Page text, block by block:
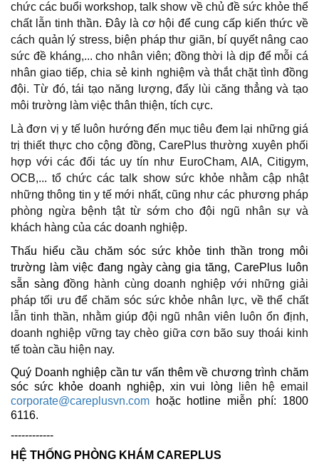
chức các buổi workshop, talk show về chủ đề sức khỏe thể
chất lẫn tinh thần. Đây là cơ hội để cung cấp kiến thức về
cách quản lý stress, biện pháp thư giãn, bí quyết nâng cao
sức đề kháng,... cho nhân viên; đồng thời là dịp để mỗi cá
nhân giao tiếp, chia sẻ kinh nghiệm và thắt chặt tình đồng
đội. Từ đó, tái tạo năng lượng, đẩy lùi căng thẳng và tạo
môi trường làm việc thân thiện, tích cực.
Là đơn vị y tế luôn hướng đến mục tiêu đem lại những giá
trị thiết thực cho cộng đồng, CarePlus thường xuyên phối
hợp với các đối tác uy tín như EuroCham, AIA, Citigym,
OCB,... tổ chức các talk show sức khỏe nhằm cập nhật
những thông tin y tế mới nhất, cũng như các phương pháp
phòng ngừa bệnh tật từ sớm cho đội ngũ nhân sự và
khách hàng của các doanh nghiệp.
Thấu hiểu cầu chăm sóc sức khỏe tinh thần trong môi
trường làm việc đang ngày càng gia tăng, CarePlus luôn
sẵn sàngđồng hành cùng doanh nghiệp với những giải
pháp tối ưu để chăm sóc sức khỏe nhân lực, về thể chất
lẫn tinh thần, nhằm giúp đội ngũ nhân viên luôn ổn định,
doanh nghiệp vững tay chèo giữa cơn bão suy thoái kinh
tế toàn cầu hiện nay.
Quý Doanh nghiệp cần tư vấn thêm về chương trình chăm
sóc sức khỏe doanh nghiệp, xin vui lòng liên hệ email
corporate@careplusvn.com
hoặc hotline miễn phí: 1800
6116.
------------
HỆ THỐNG PHÒNG KHÁM CAREPLUS